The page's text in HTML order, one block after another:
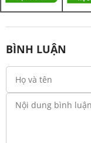
BÌNH LUẬN